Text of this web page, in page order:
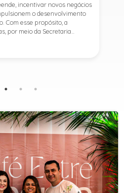
incentivar novos negócios
o desenvolvimento
Com esse propósito, a
por meio da Secretaria
Econômico,
feira (11) a Rede de Negócios
da empresa Seu
estratégias para
relacionamentos
de
Municipal de Turismo e
Edna Carvalho, a Rede de
mais uma iniciativa da gestão
fortalecer o
o crescimento das